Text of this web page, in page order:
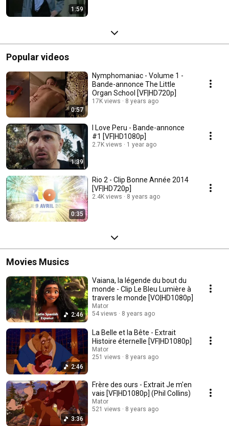
1:59
Popular videos
0:57
Nymphomaniac - Volume 1 -
Bande-annonce The Little
Organ School [VF|HD720p]
17K views 8 years ago
1:39
I Love Peru - Bande-annonce
#1 [VF|HD1080p]
2.7K views 1 year ago
0:35
Rio 2 - Clip Bonne Année 2014
[VF|HD720p]
2.4K views 8 years ago
Movies Musics
2:46
Vaiana, la légende du bout du
monde - Clip Le Bleu Lumière à
travers le monde [VO|HD1080p]
Mator
54 views
8 years ago
2:46
La Belle et la Bête - Extrait
Histoire éternelle [VF|HD1080p]
Mator
251 views
8 years ago
3:36
Frère des ours - Extrait Je m'en
vais [VF|HD1080p] (Phil Collins)
Mator
521 views
8 years ago